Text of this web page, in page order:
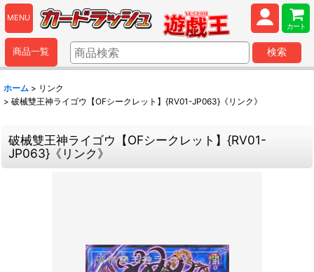
MENU
カート
商品一覧 検索
ホーム > リンク
> 破械雙王神ライゴウ【OFシークレット】{RV01-JP063}《リンク》
破械雙王神ライゴウ【OFシークレット】{RV01-
JP063}《リンク》